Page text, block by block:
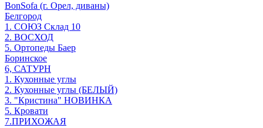
BonSofa (г. Орел, диваны)
Белгород
1. СОЮЗ Склад 10
2. ВОСХОД
5. Ортопеды Баер
Боринское
6, САТУРН
1. Кухонные углы
2. Кухонные углы (БЕЛЫЙ)
3. "Кристина" НОВИНКА
5. Кровати
7.ПРИХОЖАЯ